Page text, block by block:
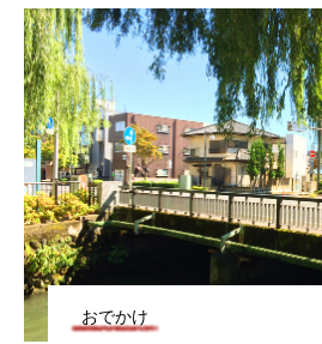
カルチャー カレー キ
クリスマス ダム パワ
みなかみ町 ライトアップ
中之条町 伊勢崎市 伊
伊香保温泉 八ッ場ダム
おでかけ